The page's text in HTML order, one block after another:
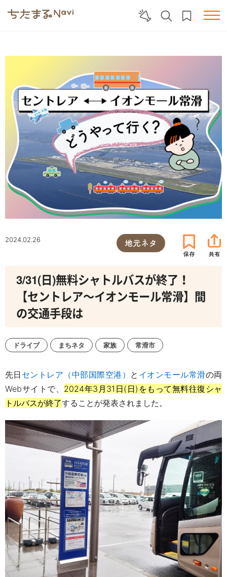
2024.02.26 地元ネタ
3/31(日)無料シャトルバスが終了！
【セントレア～イオンモール常滑】間
の交通手段は
ドライブ まちネタ 家族 常滑市
先日 セントレア（中部国際空港） と イオンモール常滑の両
Webサイトで、 2024年3月31日(日)をもって無料往復シャ
トルバスが終了することが発表されました。